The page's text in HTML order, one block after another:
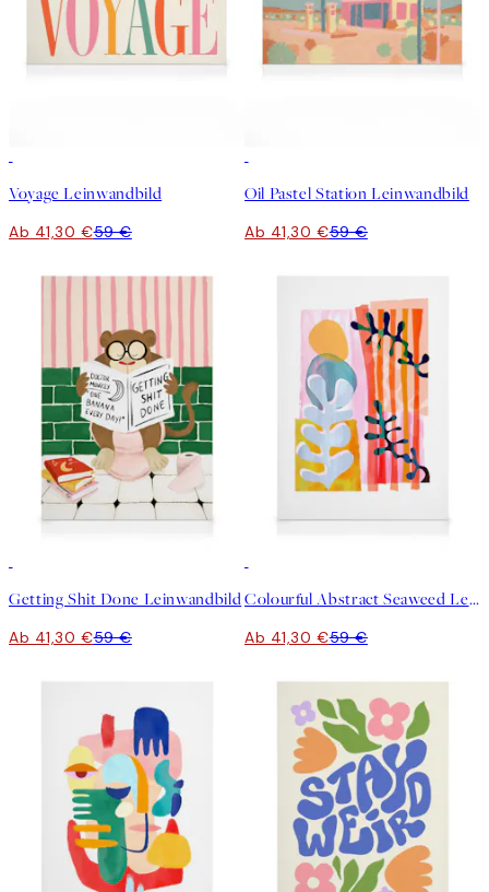
Voyage Leinwandbild
Ab 41,30 €59 €
Oil Pastel Station Leinwandbild
Ab 41,30 €59 €
Getting Shit Done Leinwandbild
Ab 41,30 €59 €
Colourful Abstract Seaweed Leaf Leinwandbild
Ab 41,30 €59 €